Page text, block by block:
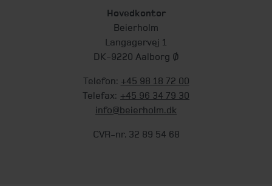
Hovedkontor
Beierholm
Langagervej 1
DK-9220 Aalborg Ø
Telefon: +45 98 18 72 00
Telefax: +45 96 34 79 30
info@beierholm.dk
CVR-nr. 32 89 54 68